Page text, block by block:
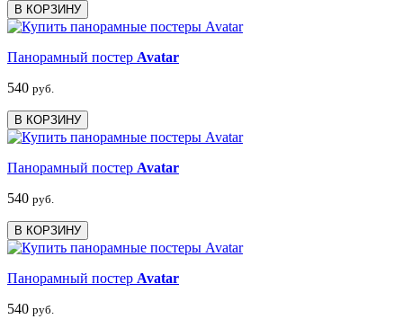
В КОРЗИНУ
Панорамный постер Avatar
540 руб.
В КОРЗИНУ
Панорамный постер Avatar
540 руб.
В КОРЗИНУ
Панорамный постер Avatar
540 руб.